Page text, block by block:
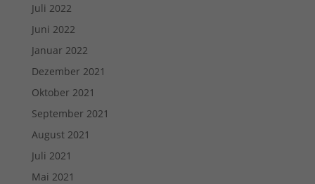
Juli 2022
Juni 2022
Januar 2022
Dezember 2021
Oktober 2021
September 2021
August 2021
Juli 2021
Mai 2021